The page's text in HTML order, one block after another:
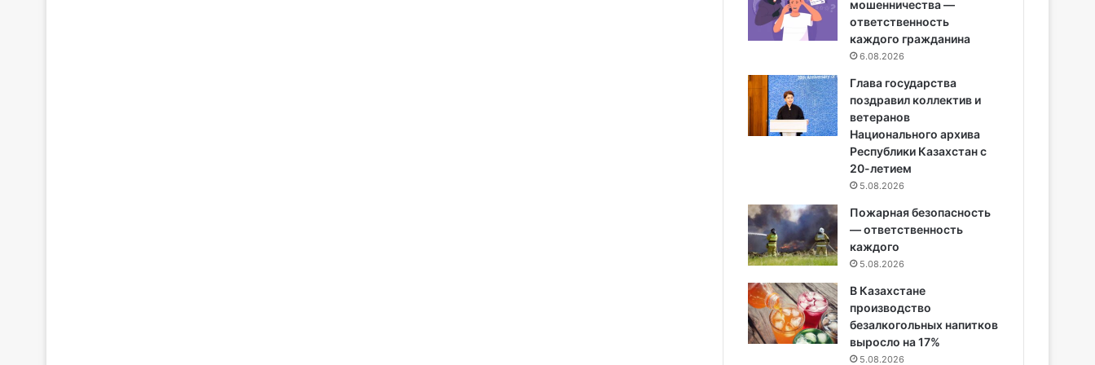
мошенничества —
ответственность
каждого гражданина
6.08.2026
Глава государства
поздравил коллектив и
ветеранов
Национального архива
Республики Казахстан с
20-летием
5.08.2026
Пожарная безопасность
— ответственность
каждого
5.08.2026
В Казахстане
производство
безалкогольных напитков
выросло на 17%
5.08.2026